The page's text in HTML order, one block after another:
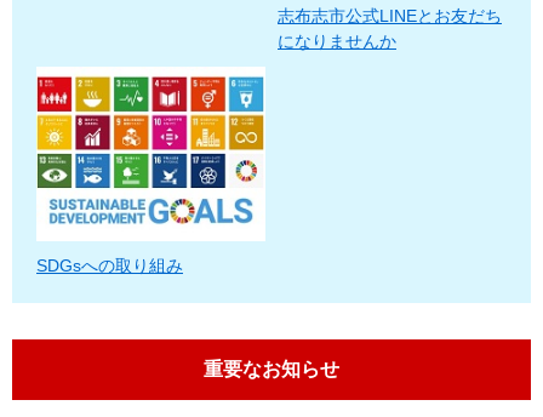
志布志市公式LINEとお友だち
になりませんか
SDGsへの取り組み
重要なお知らせ